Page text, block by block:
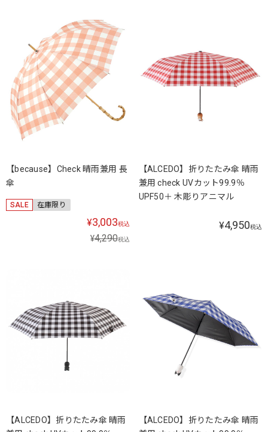
【because】Check 晴雨兼用 長
傘
SALE 在庫限り
¥3,003税込
¥4,290税込
【ALCEDO】折りたたみ傘 晴雨
兼用 check UVカット99.9％
UPF50＋ 木彫りアニマル
¥4,950税込
【ALCEDO】折りたたみ傘 晴雨
【ALCEDO】折りたたみ傘 晴雨